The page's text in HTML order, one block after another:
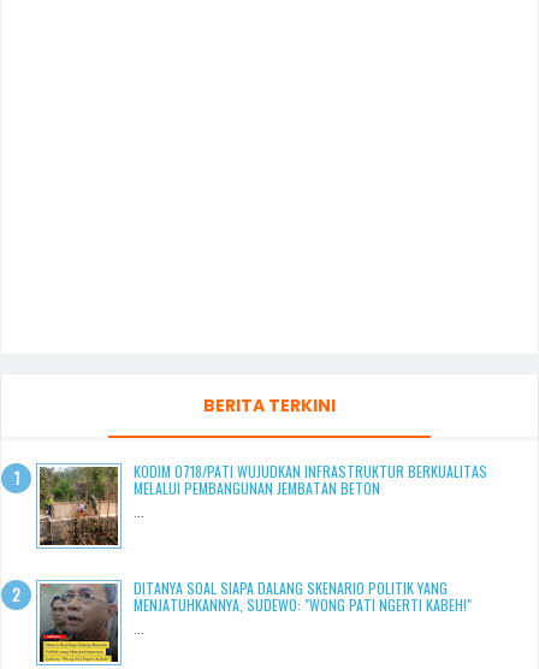
BERITA TERKINI
KODIM 0718/PATI WUJUDKAN INFRASTRUKTUR BERKUALITAS
MELALUI PEMBANGUNAN JEMBATAN BETON
DITANYA SOAL SIAPA DALANG SKENARIO POLITIK YANG
MENJATUHKANNYA, SUDEWO: "WONG PATI NGERTI KABEH!"